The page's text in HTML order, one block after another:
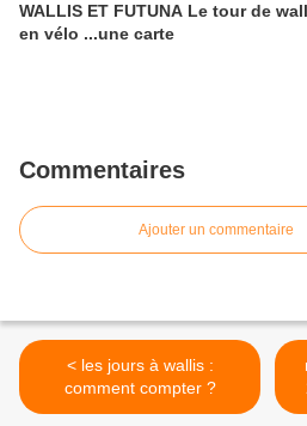
WALLIS ET FUTUNA Le tour de
en vélo ...une carte
Commentaires
Ajouter un commentaire
< les jours à wallis :
comment compter ?